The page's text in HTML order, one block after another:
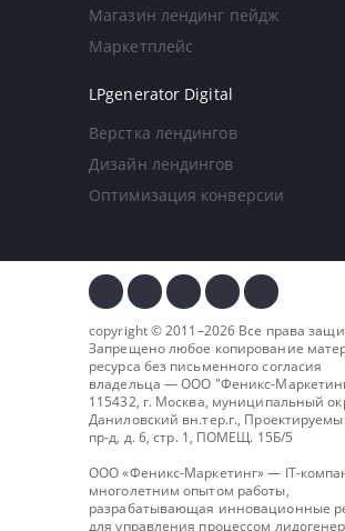
Магазин лендинг пейдж
Маркетплейс
LPgenerator Digital
Верстка лендингов
Дизайн лендингов
Оптимизация конверсии
copyright © 2011–2026 Все права
Запрещено любое копирование
ресурса без письменного согласия
владельца — ООО "Феникс-
115432, г. Москва, муниципальный
Даниловский вн.тер.г.,
пр-д, д. 6, стр. 1, ПОМЕЩ. 15Б/5
ООО «Феникс-Маркетинг» — IT-
многолетним опытом работы,
разрабатывающая инновационные
для управления процессом